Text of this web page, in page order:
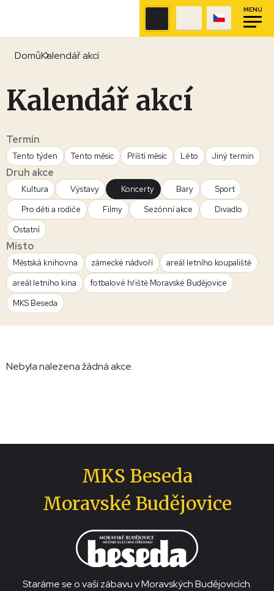
MENU
DomůKalendář akcí
Kalendář akcí
Termín
Tento týden Tento měsíc Příští měsíc Léto Jiný termín
Druh akce
Kultura Výstavy Koncerty Bary
Sport
Pro děti a rodiče
Filmy Sezónní akce
Divadlo
Ostatní
Místo
Městská knihovna zámecké nádvoří
areál letního koupaliště
areál letního kina
fotbalové hřiště Moravské Budějovice
MKS Beseda
Nebyla nalezena žádná akce.
MKS Beseda
Moravské Budějovice
Staráme se o vaši zábavu v Moravských Budějovicích.